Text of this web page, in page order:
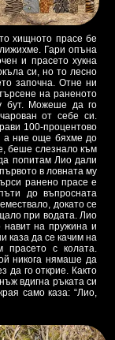
хищното прасе бе
Гари опъна
и прасето хукна
си, но то лесно
започна. Отне ни
на раненото
бут. Можеше да го
от себе си.
100-процентово
а ние още бяхме до
беше слезнало към
попитам Лио дали
в ловната му
ранено прасе е
до въпросната
докато се
при водата. Лио
навит на пружина и
каза да се качим на
с колата.
никога нямаше да
да го открие. Както
вдигна ръката си
само каза: “Лио,